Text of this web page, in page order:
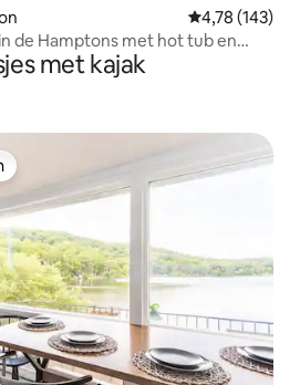
Gemiddelde
4,78 (143)
de Hamptons met hot tub en
met kajak